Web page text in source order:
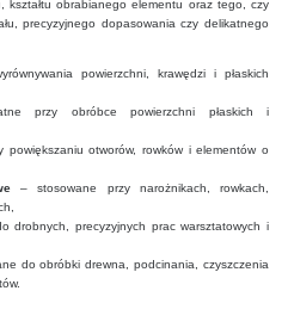
kształtu obrabianego elementu oraz tego, czy
precyzyjnego dopasowania czy delikatnego
powierzchni, krawędzi i płaskich
przy obróbce powierzchni płaskich i
otworów, rowków i elementów o
– stosowane przy narożnikach, rowkach,
drobnych, precyzyjnych prac warsztatowych i
do obróbki drewna, podcinania, czyszczenia